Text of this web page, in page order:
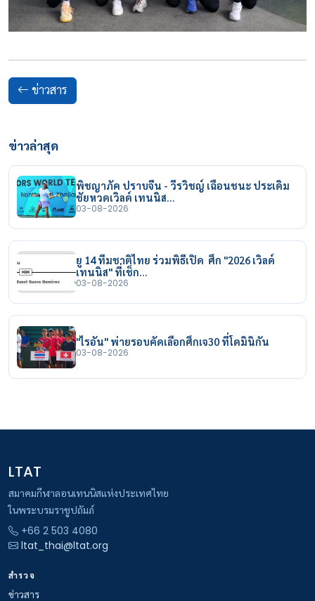
ข่าวสาร
ข่าวล่าสุด
พิชญาภัค ปราบจีน - วีรวิชญ์ เฉือนชนะ ประเดิม
ชัยหวดเวิลด์ เทนนิส…
03-08-2026
ยู 14 ทีมชาติไทย ร่วมพิธีเปิด ศึก "2026 เวิลด์
เทนนิส" ที่เช็ก…
03-08-2026
"ไรอัน" พ่ายรอบคัดเลือกศึกเจ30 ที่โดมินิกัน
03-08-2026
LTAT
สมาคมกีฬาลอนเทนนิสแห่งประเทศไทย
ในพระบรมราชูปถัมภ์
+66 2 503 4080
ltat_thai@ltat.org
สำรวจ
ข่าวสาร